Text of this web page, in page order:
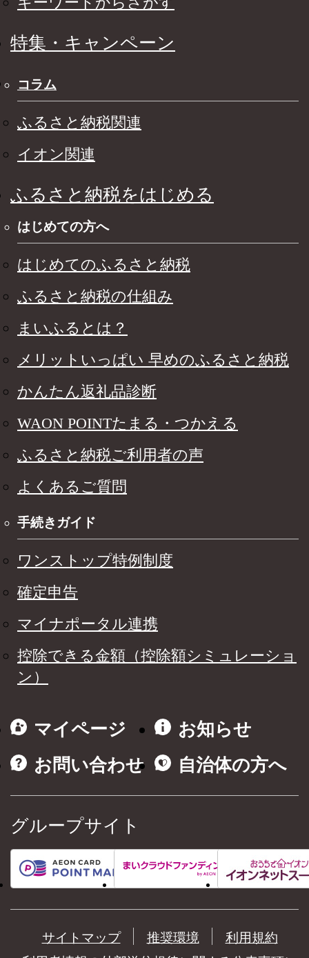
特集・キャンペーン
コラム
ふるさと納税関連
イオン関連
ふるさと納税をはじめる
はじめての方へ
はじめてのふるさと納税
ふるさと納税の仕組み
まいふるとは？
メリットいっぱい 早めのふるさと納税
かんたん返礼品診断
WAON POINTたまる・つかえる
ふるさと納税ご利用者の声
よくあるご質問
手続きガイド
ワンストップ特例制度
確定申告
マイナポータル連携
控除できる金額（控除額シミュレーショ
ン）
マイページ
お知らせ
お問い合わせ
自治体の方へ
グループサイト
サイトマップ 推奨環境
利用規約